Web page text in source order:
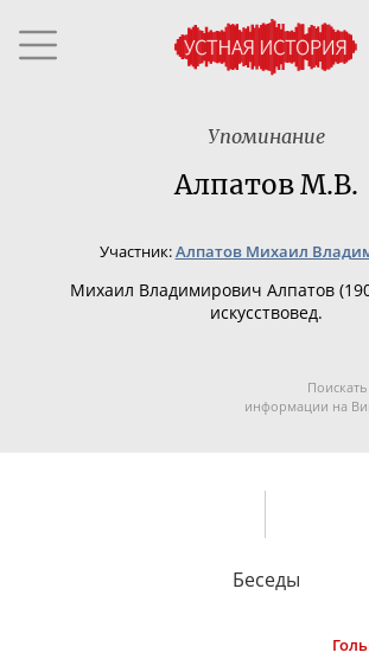
Упоминание
Алпатов М.В.
Участник:Алпатов Михаил
Михаил Владимирович Алпатов
искусствовед.
информации на
Беседы